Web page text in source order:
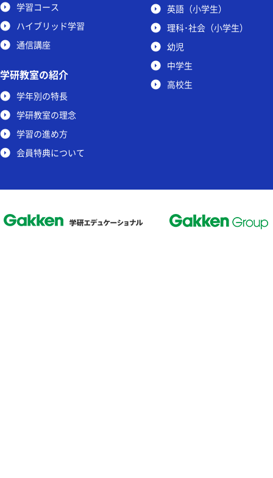
学習コース
ハイブリッド学習
通信講座
学研教室の紹介
学年別の特長
学研教室の理念
学習の進め方
会員特典について
英語（小学生）
理科･社会（小学生）
幼児
中学生
高校生